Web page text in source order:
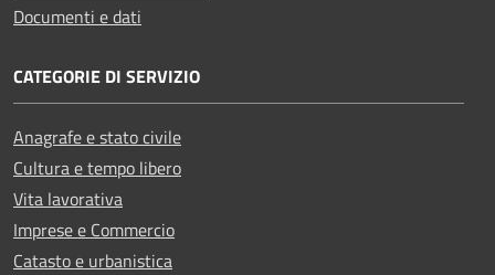
Documenti e dati
CATEGORIE DI SERVIZIO
Anagrafe e stato civile
Cultura e tempo libero
Vita lavorativa
Imprese e Commercio
Catasto e urbanistica